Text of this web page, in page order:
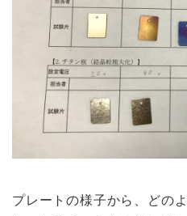
プレートの様子から、どの